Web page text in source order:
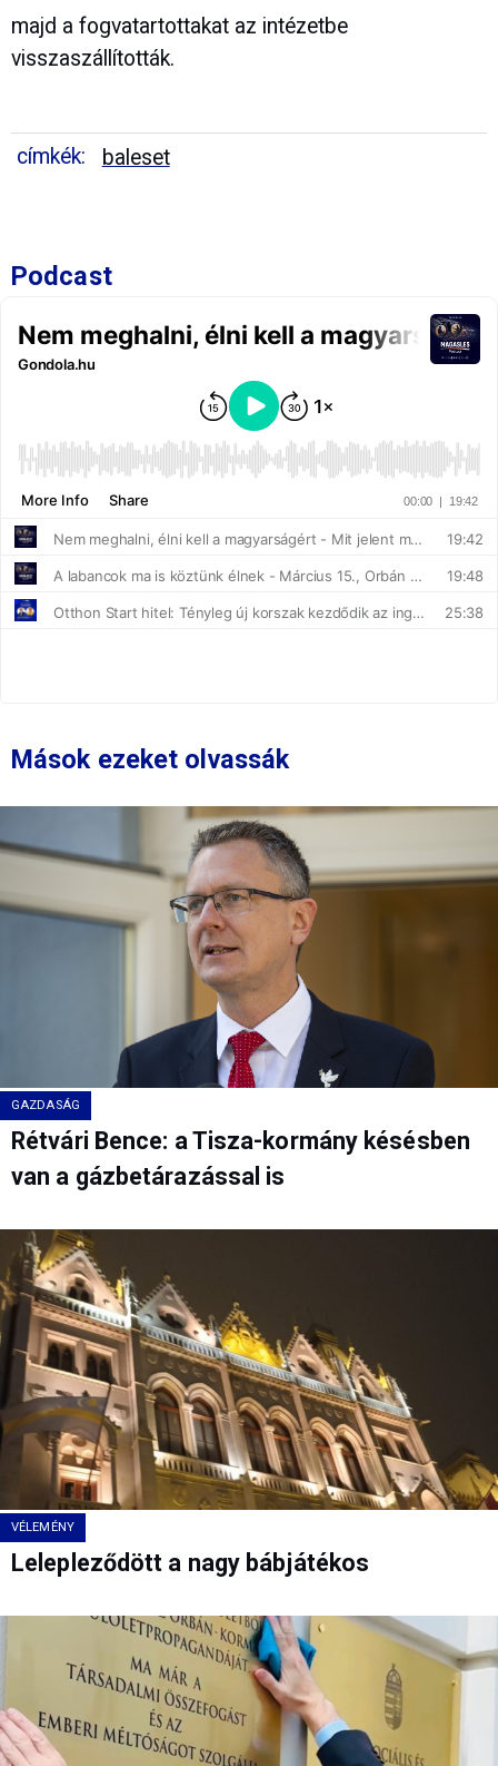
majd a fogvatartottakat az intézetbe
visszaszállították.
címkék: baleset
Podcast
Mások ezeket olvassák
GAZDASÁG
Rétvári Bence: a Tisza-kormány késésben
van a gázbetárazással is
VÉLEMÉNY
Lelepleződött a nagy bábjátékos